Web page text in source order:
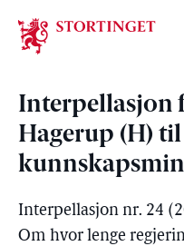
Stortinget.no
Interpellasjon
Hagerup (H) til
Interpellasjon nr. 24
Om hvor lenge